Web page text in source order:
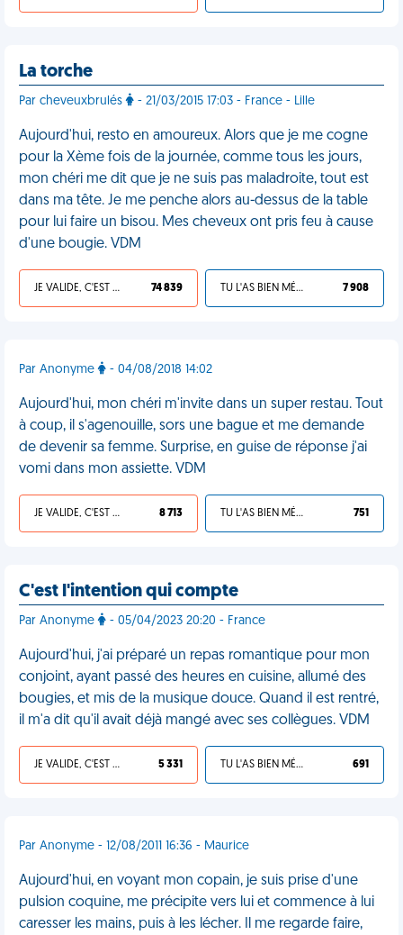
La torche
Par cheveuxbrulés - 21/03/2015 17:03 - France - Lille
Aujourd'hui, resto en amoureux. Alors que je me cogne
pour la Xème fois de la journée, comme tous les jours,
mon chéri me dit que je ne suis pas maladroite, tout est
dans ma tête. Je me penche alors au-dessus de la table
pour lui faire un bisou. Mes cheveux ont pris feu à cause
d'une bougie. VDM
JE VALIDE, C'EST UNE VDM 74 839 TU L'AS BIEN MÉRITÉ 7 908
Par Anonyme - 04/08/2018 14:02
Aujourd'hui, mon chéri m'invite dans un super restau. Tout
à coup, il s'agenouille, sors une bague et me demande
de devenir sa femme. Surprise, en guise de réponse j'ai
vomi dans mon assiette. VDM
JE VALIDE, C'EST UNE VDM 8 713 TU L'AS BIEN MÉRITÉ 751
C'est l'intention qui compte
Par Anonyme - 05/04/2023 20:20 - France
Aujourd'hui, j'ai préparé un repas romantique pour mon
conjoint, ayant passé des heures en cuisine, allumé des
bougies, et mis de la musique douce. Quand il est rentré,
il m'a dit qu'il avait déjà mangé avec ses collègues. VDM
JE VALIDE, C'EST UNE VDM 5 331 TU L'AS BIEN MÉRITÉ 691
Par Anonyme - 12/08/2011 16:36 - Maurice
Aujourd'hui, en voyant mon copain, je suis prise d'une
pulsion coquine, me précipite vers lui et commence à lui
caresser les mains, puis à les lécher. Il me regarde faire,